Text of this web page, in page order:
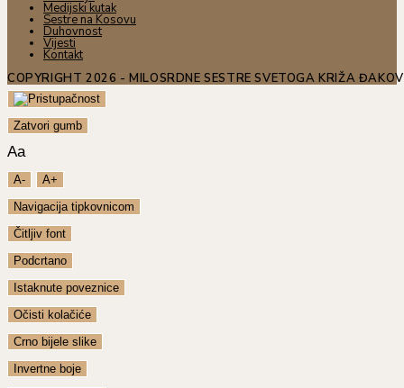
Medijski kutak
Sestre na Kosovu
Duhovnost
Vijesti
Kontakt
COPYRIGHT 2026 - MILOSRDNE SESTRE SVETOGA KRIŽA
Zatvori gumb
Aa
A-
A+
Navigacija tipkovnicom
Čitljiv font
Podcrtano
Istaknute poveznice
Očisti kolačiće
Crno bijele slike
Invertne boje